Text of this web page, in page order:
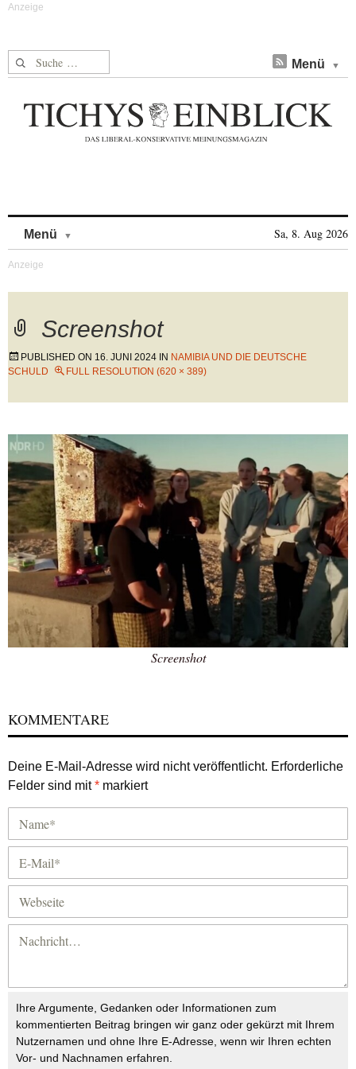
Suche nach: Menü
Menü Sa, 8. Aug 2026
Screenshot
PUBLISHED ON 16. JUNI 2024 IN NAMIBIA UND DIE DEUTSCHE
SCHULD
FULL RESOLUTION (620 × 389)
Screenshot
KOMMENTARE
Deine E-Mail-Adresse wird nicht veröffentlicht. Erforderliche
Felder sind mit* markiert
Ihre Argumente, Gedanken oder Informationen zum
kommentierten Beitrag bringen wir ganz oder gekürzt mit Ihrem
Nutzernamen und ohne Ihre E-Adresse, wenn wir Ihren echten
Vor- und Nachnamen erfahren.